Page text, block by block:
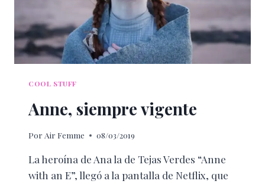
COOL STUFF
Anne, siempre vigente
Por Air Femme 08/03/2019
La heroína de Ana la de Tejas Verdes “Anne
with an E”, llegó a la pantalla de Netflix, que